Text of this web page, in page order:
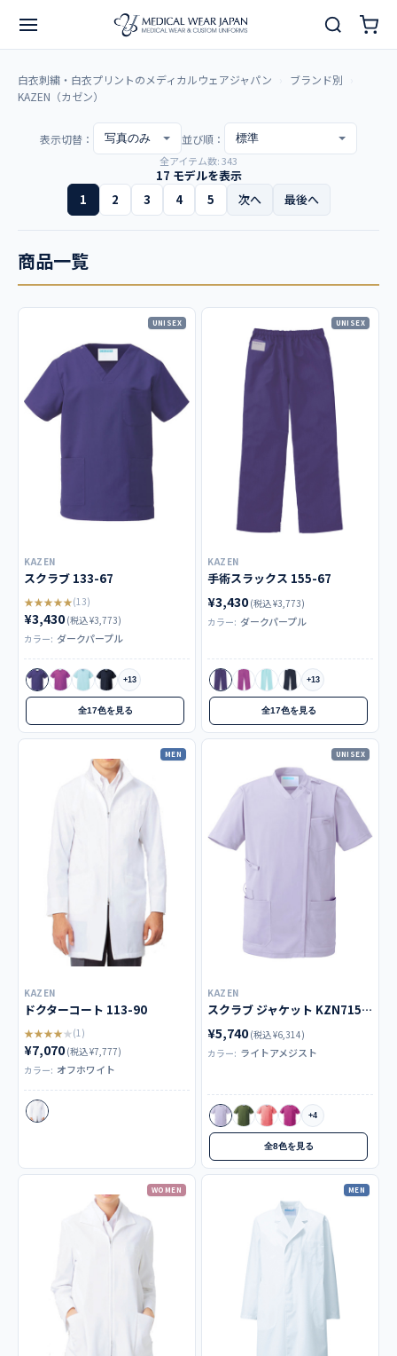
白衣刺繍・白衣プリントのメディカルウェアジャパン
ブランド別
KAZEN（カゼン）
表示切替： 並び順：
全アイテム数: 343
17 モデルを表示
1
2 3 4 5 次へ 最後へ
商品一覧
UNISEX
KAZEN
スクラブ 133-67
★★★★★(13)
¥3,430 (税込 ¥3,773)
カラー: ダークパープル
+13
全17色を見る
UNISEX
KAZEN
手術スラックス 155-67
¥3,430 (税込 ¥3,773)
カラー: ダークパープル
+13
全17色を見る
MEN
KAZEN
ドクターコート 113-90
★★★★★ (1)
¥7,070 (税込 ¥7,777)
カラー: オフホワイト
UNISEX
KAZEN
スクラブ ジャケット KZN715-21
¥5,740 (税込 ¥6,314)
カラー: ライトアメジスト
+4
全8色を見る
WOMEN MEN